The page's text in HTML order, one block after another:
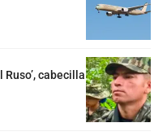
cabecilla